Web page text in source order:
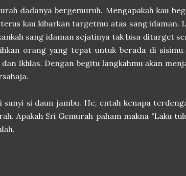
dadanya bergemuruh. Mengapakah kau
terus kau kibarkan targetmu atas sang idaman.
sang idaman sejatinya tak bisa ditarget
orang yang tepat untuk berada di sisimu.
Ikhlas. Dengan begitu langkahmu akan
sunyi si daun jambu. He, entah kenapa
Apakah Sri Gemurah paham makna "Laku